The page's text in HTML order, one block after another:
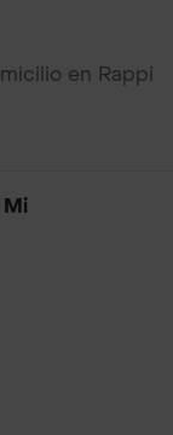
en Rappi
Mi